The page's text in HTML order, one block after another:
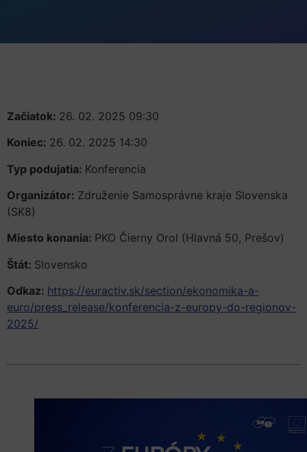
Začiatok: 26. 02. 2025 09:30
Koniec: 26. 02. 2025 14:30
Typ podujatia: Konferencia
Organizátor: Združenie Samosprávne kraje Slovenska
(SK8)
Miesto konania: PKO Čierny Orol (Hlavná 50, Prešov)
Štát: Slovensko
Odkaz: https://euractiv.sk/section/ekonomika-a-
euro/press_release/konferencia-z-europy-do-regionov-
2025/